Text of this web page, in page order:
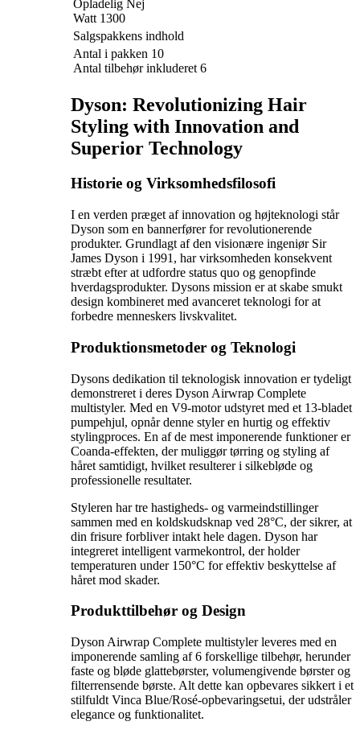
Opladelig Nej
Watt 1300
Salgspakkens indhold
Antal i pakken 10
Antal tilbehør inkluderet 6
Dyson: Revolutionizing Hair
Styling with Innovation and
Superior Technology
Historie og Virksomhedsfilosofi
I en verden præget af innovation og højteknologi står
Dyson som en bannerfører for revolutionerende
produkter. Grundlagt af den visionære ingeniør Sir
James Dyson i 1991, har virksomheden konsekvent
stræbt efter at udfordre status quo og genopfinde
hverdagsprodukter. Dysons mission er at skabe smukt
design kombineret med avanceret teknologi for at
forbedre menneskers livskvalitet.
Produktionsmetoder og Teknologi
Dysons dedikation til teknologisk innovation er tydeligt
demonstreret i deres Dyson Airwrap Complete
multistyler. Med en V9-motor udstyret med et 13-bladet
pumpehjul, opnår denne styler en hurtig og effektiv
stylingproces. En af de mest imponerende funktioner er
Coanda-effekten, der muliggør tørring og styling af
håret samtidigt, hvilket resulterer i silkebløde og
professionelle resultater.
Styleren har tre hastigheds- og varmeindstillinger
sammen med en koldskudsknap ved 28°C, der sikrer, at
din frisure forbliver intakt hele dagen. Dyson har
integreret intelligent varmekontrol, der holder
temperaturen under 150°C for effektiv beskyttelse af
håret mod skader.
Produkttilbehør og Design
Dyson Airwrap Complete multistyler leveres med en
imponerende samling af 6 forskellige tilbehør, herunder
faste og bløde glattebørster, volumengivende børster og
filterrensende børste. Alt dette kan opbevares sikkert i et
stilfuldt Vinca Blue/Rosé-opbevaringsetui, der udstråler
elegance og funktionalitet.